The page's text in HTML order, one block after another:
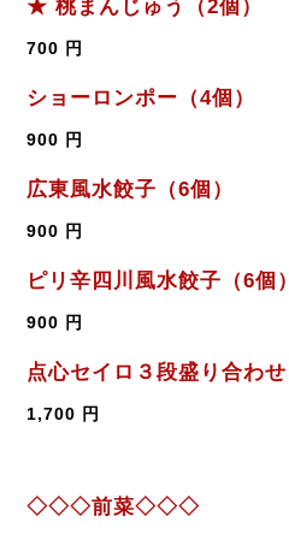
★ 桃まんじゅう（2個）
700 円
ショーロンポー（4個）
900 円
広東風水餃子（6個）
900 円
ピリ辛四川風水餃子（6個）
900 円
点心セイロ３段盛り合わせ
1,700 円
◇◇◇前菜◇◇◇